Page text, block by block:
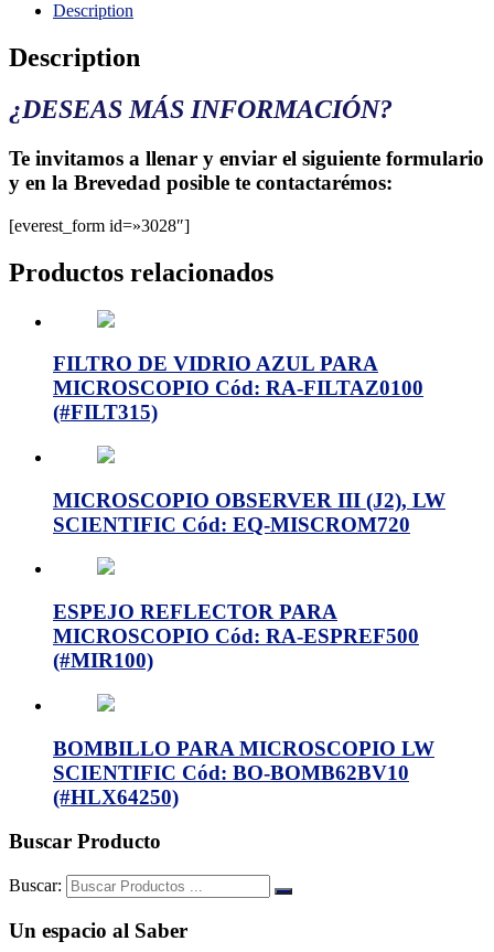
Description
Description
¿DESEAS MÁS INFORMACIÓN?
Te invitamos a llenar y enviar el siguiente formulario
y en la Brevedad posible te contactarémos:
[everest_form id=»3028″]
Productos relacionados
FILTRO DE VIDRIO AZUL PARA
MICROSCOPIO Cód: RA-FILTAZ0100
(#FILT315)
MICROSCOPIO OBSERVER III (J2), LW
SCIENTIFIC Cód: EQ-MISCROM720
ESPEJO REFLECTOR PARA
MICROSCOPIO Cód: RA-ESPREF500
(#MIR100)
BOMBILLO PARA MICROSCOPIO LW
SCIENTIFIC Cód: BO-BOMB62BV10
(#HLX64250)
Buscar Producto
Buscar:
Un espacio al Saber